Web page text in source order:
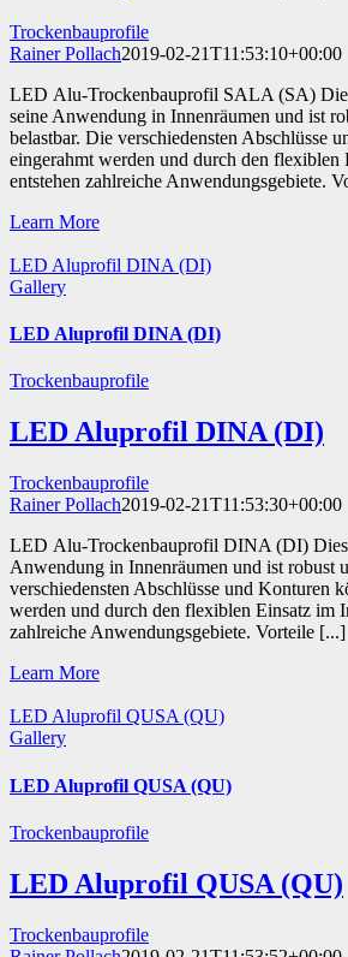
Trockenbauprofile
Rainer Pollach2019-02-21T11:53:10+00:00
LED Alu-Trockenbauprofil SALA (SA)
seine Anwendung in Innenräumen und ist
belastbar. Die verschiedensten Abschlüsse
eingerahmt werden und durch den flexiblen
entstehen zahlreiche Anwendungsgebiete.
Learn More
LED Aluprofil DINA (DI)
Gallery
LED Aluprofil DINA (DI)
Trockenbauprofile
LED Aluprofil DINA (DI)
Trockenbauprofile
Rainer Pollach2019-02-21T11:53:30+00:00
LED Alu-Trockenbauprofil DINA (DI)
Anwendung in Innenräumen und ist robust
verschiedensten Abschlüsse und Konturen
werden und durch den flexiblen Einsatz im
zahlreiche Anwendungsgebiete. Vorteile [...]
Learn More
LED Aluprofil QUSA (QU)
Gallery
LED Aluprofil QUSA (QU)
Trockenbauprofile
LED Aluprofil QUSA (QU)
Trockenbauprofile